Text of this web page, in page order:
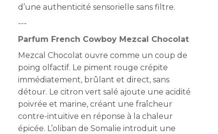
d’une authenticité sensorielle sans filtre.
---
Parfum French Cowboy Mezcal Chocolat
Mezcal Chocolat ouvre comme un coup de
poing olfactif. Le piment rouge crépite
immédiatement, brûlant et direct, sans
détour. Le citron vert salé ajoute une acidité
poivrée et marine, créant une fraîcheur
contre-intuitive en réponse à la chaleur
épicée. L’oliban de Somalie introduit une